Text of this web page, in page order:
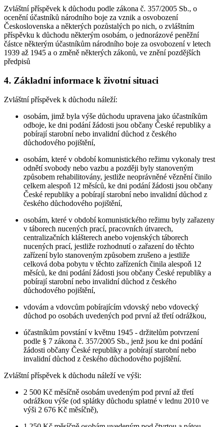
Zvláštní příspěvek k důchodu podle zákona č. 357/2005 Sb., o
ocenění účastníků národního boje za vznik a osvobození
Československa a některých pozůstalých po nich, o zvláštním
příspěvku k důchodu některým osobám, o jednorázové peněžní
částce některým účastníkům národního boje za osvobození v letech
1939 až 1945 a o změně některých zákonů, ve znění pozdějších
předpisů
4. Základní informace k životní situaci
Zvláštní příspěvek k důchodu náleží:
osobám, jimž byla výše důchodu upravena jako účastníkům
odboje, ke dni podání žádosti jsou občany České republiky a
pobírají starobní nebo invalidní důchod z českého
důchodového pojištění,
osobám, které v období komunistického režimu vykonaly trest
odnětí svobody nebo vazbu a později byly stanoveným
způsobem rehabilitovány, jestliže neoprávněné věznění činilo
celkem alespoň 12 měsíců, ke dni podání žádosti jsou občany
České republiky a pobírají starobní nebo invalidní důchod z
českého důchodového pojištění,
osobám, které v období komunistického režimu byly zařazeny
v táborech nucených prací, pracovních útvarech,
centralizačních klášterech anebo vojenských táborech
nucených prací, jestliže rozhodnutí o zařazení do těchto
zařízení bylo stanoveným způsobem zrušeno a jestliže
celková doba pobytu v těchto zařízeních činila alespoň 12
měsíců, ke dni podání žádosti jsou občany České republiky a
pobírají starobní nebo invalidní důchod z českého
důchodového pojištění,
vdovám a vdovcům pobírajícím vdovský nebo vdovecký
důchod po osobách uvedených pod první až třetí odrážkou,
účastníkům povstání v květnu 1945 - držitelům potvrzení
podle § 7 zákona č. 357/2005 Sb., jenž jsou ke dni podání
žádosti občany České republiky a pobírají starobní nebo
invalidní důchod z českého důchodového pojištění.
Zvláštní příspěvek k důchodu náleží ve výši:
2 500 Kč měsíčně osobám uvedeným pod první až třetí
odrážkou výše (od splátky důchodu splatné v lednu 2010 ve
výši 2 676 Kč měsíčně),